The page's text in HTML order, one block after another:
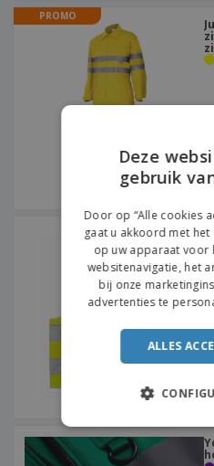
PROMO
Deze
gebruik
Door op “Alle cookies
gaat u akkoord met
op uw apparaat voor
websitenavigatie, het
bij onze
advertenties te
ALLES